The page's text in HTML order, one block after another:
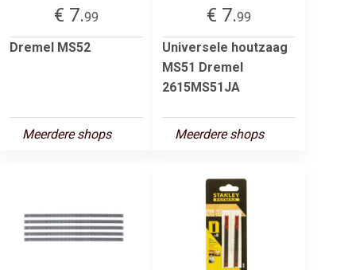
€ 7.99
Dremel MS52
Meerdere shops
€ 7.99
Universele houtzaag
MS51 Dremel
2615MS51JA
Meerdere shops